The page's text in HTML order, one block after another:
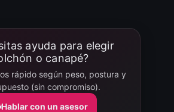
ayuda para elegir
o canapé?
rápido según peso, postura y
(sin compromiso).
Hablar con un asesor